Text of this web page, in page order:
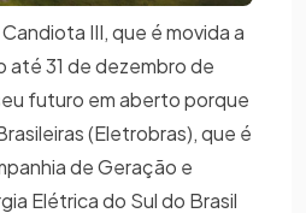
III, que é movida a
31 de dezembro de
futuro em aberto porque
(Eletrobras), que é
de Geração e
Elétrica do Sul do Brasil